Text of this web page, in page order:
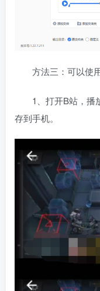
方法三：可以使
1、打开B站，播
存到手机。